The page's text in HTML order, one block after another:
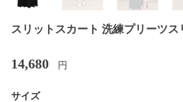
スリットスカート 洗練プリーツス
14,680 円
サイズ